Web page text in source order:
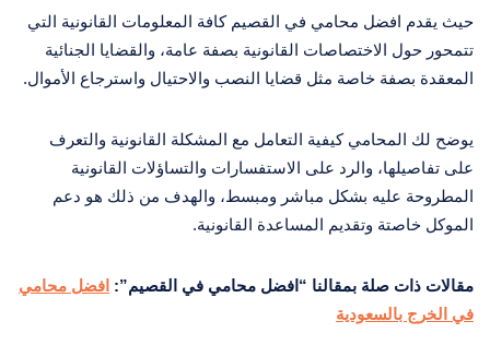
حيث يقدم افضل محامي في القصيم كافة المعلومات القانونية التي
تتمحور حول الاختصاصات القانونية بصفة عامة، والقضايا الجنائية
المعقدة بصفة خاصة مثل قضايا النصب والاحتيال واسترجاع الأموال.
يوضح لك المحامي كيفية التعامل مع المشكلة القانونية والتعرف
على تفاصيلها، والرد على الاستفسارات والتساؤلات القانونية
المطروحة عليه بشكل مباشر ومبسط، والهدف من ذلك هو دعم
الموكل خاصتة وتقديم المساعدة القانونية.
مقالات ذات صلة بمقالنا “افضل محامي في القصيم”: افضل محامي
في الخرج بالسعودية